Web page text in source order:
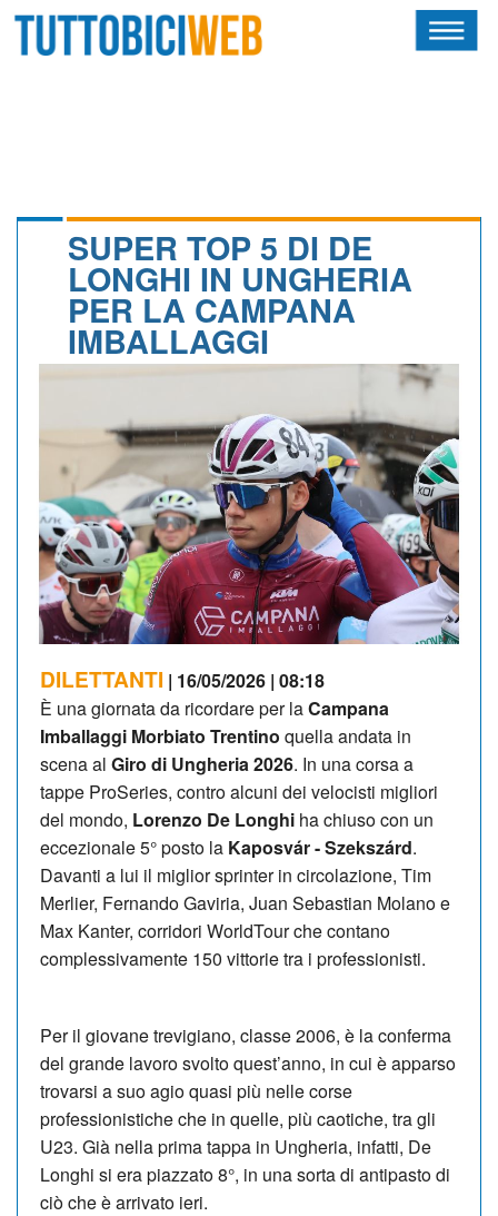
CALENDARIO
NEWSLETTER
SUPER TOP 5 DI DE
LONGHI IN UNGHERIA
PER LA CAMPANA
IMBALLAGGI
DILETTANTI | 16/05/2026 | 08:18
È una giornata da ricordare per laCampana
Imballaggi Morbiato Trentino quella andata in
scena al Giro di Ungheria 2026. In una corsa a
tappe ProSeries, contro alcuni dei velocisti migliori
del mondo, Lorenzo De Longhi ha chiuso con un
eccezionale 5° posto la Kaposvár - Szekszárd.
Davanti a lui il miglior sprinter in circolazione, Tim
Merlier, Fernando Gaviria, Juan Sebastian Molano e
Max Kanter, corridori WorldTour che contano
complessivamente 150 vittorie tra i professionisti.
Per il giovane trevigiano, classe 2006, è la conferma
del grande lavoro svolto quest’anno, in cui è apparso
trovarsi a suo agio quasi più nelle corse
professionistiche che in quelle, più caotiche, tra gli
U23. Già nella prima tappa in Ungheria, infatti, De
Longhi si era piazzato 8°, in una sorta di antipasto di
ciò che è arrivato ieri.